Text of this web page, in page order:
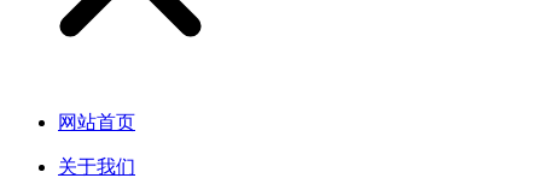
网站首页
关于我们